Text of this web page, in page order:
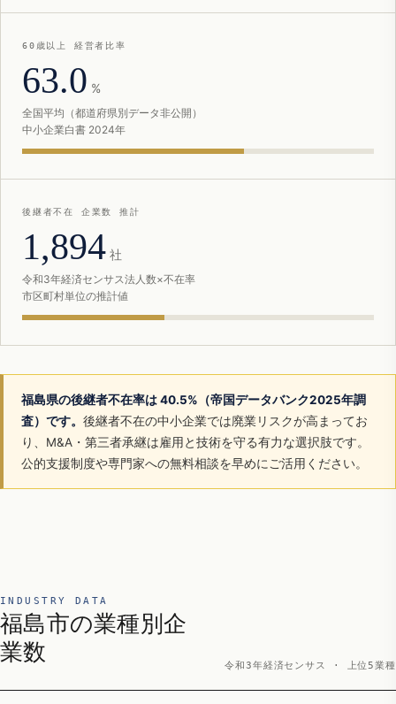
60歳以上 経営者比率
63.0 %
全国平均（都道府県別データ非公開）
中小企業白書 2024年
後継者不在 企業数 推計
1,894 社
令和3年経済センサス法人数×不在率
市区町村単位の推計値
福島県の後継者不在率は 40.5%（帝国データバンク2025年調
査）です。 後継者不在の中小企業では廃業リスクが高まってお
り、M&A・第三者承継は雇用と技術を守る有力な選択肢です。
公的支援制度や専門家への無料相談を早めにご活用ください。
INDUSTRY DATA
福島市の業種別企
業数
令和3年経済センサス · 上位5業種